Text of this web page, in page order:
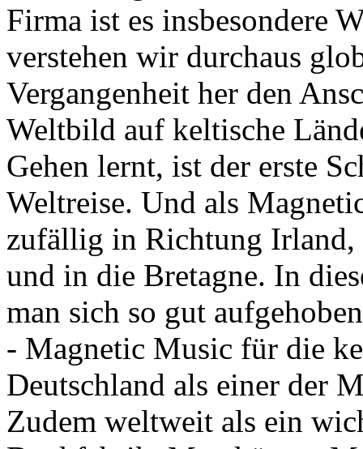
Firma ist es insbesondere
verstehen wir durchaus
Vergangenheit her den
Weltbild auf keltische
Gehen lernt, ist der erste
Weltreise. Und als
zufällig in Richtung Irland,
und in die Bretagne. In
man sich so gut
- Magnetic Music für die
Deutschland als einer der
Zudem weltweit als ein